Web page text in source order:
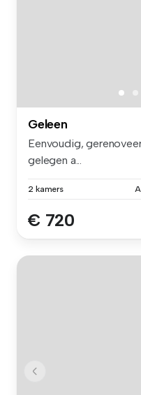
Geleen
Eenvoudig,
gelegen a...
2 kamers
€ 720